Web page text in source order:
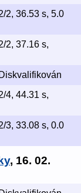
2, 36.53 s, 5.0
2, 37.16 s,
4, 44.31 s,
3, 33.08 s, 0.0
, 16. 02.